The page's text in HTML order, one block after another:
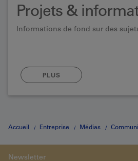
Projets &
Informations de fond sur des
PLUS
Accueil Entreprise Médias